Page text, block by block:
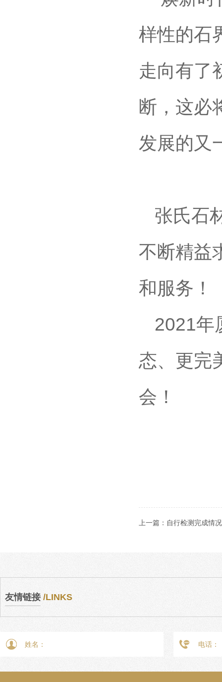
样性的石
走向有了
断，这必
发展的又
张氏石
不断精益
和服务！
2021年
态、更完
会！
上一篇： 自行检测完成情
友情链接 /LINKS